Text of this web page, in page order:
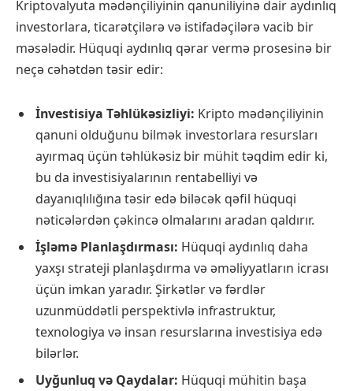
Kriptovalyuta mədənçiliyinin qanuniliyinə dair aydınlıq
investorlara, ticarətçilərə və istifadəçilərə vacib bir
məsələdir. Hüquqi aydınlıq qərar vermə prosesinə bir
neçə cəhətdən təsir edir:
İnvestisiya Təhlükəsizliyi: Kripto mədənçiliyinin
qanuni olduğunu bilmək investorlara resursları
ayırmaq üçün təhlükəsiz bir mühit təqdim edir ki,
bu da investisiyalarının rentabelliyi və
dayanıqlılığına təsir edə biləcək qəfil hüquqi
nəticələrdən çəkincə olmalarını aradan qaldırır.
İşləmə Planlaşdırması: Hüquqi aydınlıq daha
yaxşı strateji planlaşdırma və əməliyyatların icrası
üçün imkan yaradır. Şirkətlər və fərdlər
uzunmüddətli perspektivlə infrastruktur,
texnologiya və insan resurslarına investisiya edə
bilərlər.
Uyğunluq və Qaydalar: Hüquqi mühitin başa